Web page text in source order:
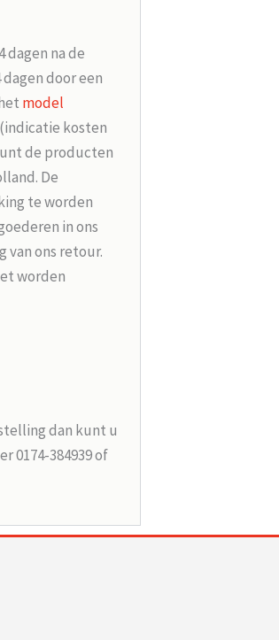
na de
door een
model
kosten
de producten
De
te worden
in ons
van ons retour.
worden
dan kunt u
0174-384939 of